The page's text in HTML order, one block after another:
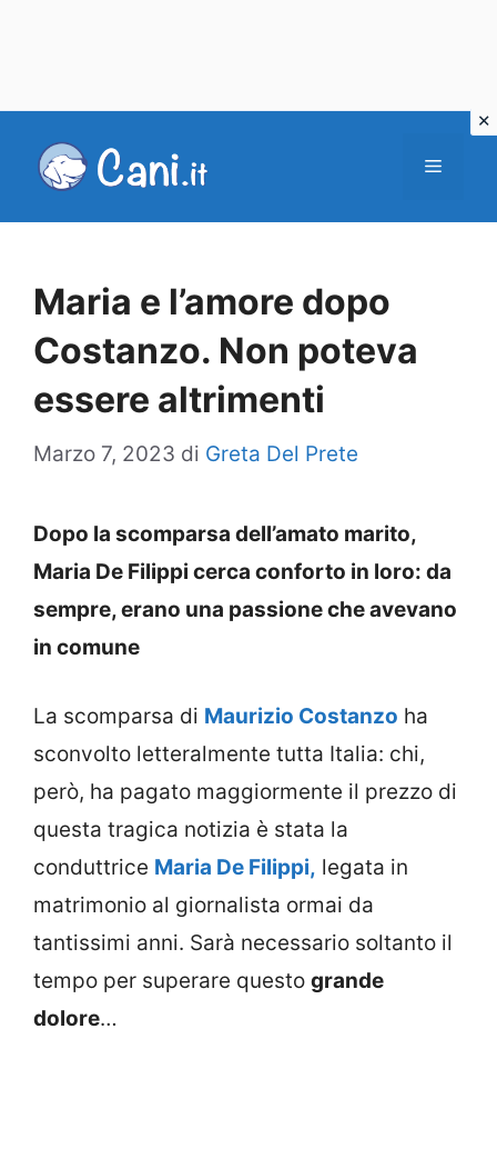
Menu
Maria e l’amore dopo
Costanzo. Non poteva
essere altrimenti
Marzo 7, 2023 di Greta Del Prete
Dopo la scomparsa dell’amato marito,
Maria De Filippi cerca conforto in loro: da
sempre, erano una passione che avevano
in comune
La scomparsa di Maurizio Costanzo ha
sconvolto letteralmente tutta Italia: chi,
però, ha pagato maggiormente il prezzo di
questa tragica notizia è stata la
conduttrice Maria De Filippi, legata in
matrimonio al giornalista ormai da
tantissimi anni. Sarà necessario soltanto il
tempo per superare questo grande
dolore…